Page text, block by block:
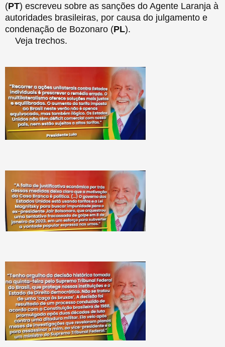
(PT) escreveu sobre as sanções do Agente Laranja à
autoridades brasileiras, por causa do julgamento e
condenação de Bozonaro (PL).
Veja trechos.